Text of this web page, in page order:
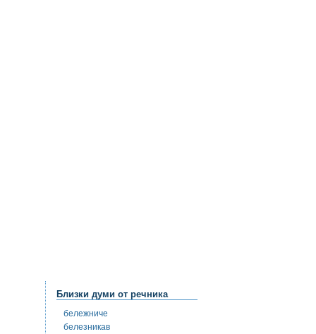
Близки думи от речника
бележниче
белезникав